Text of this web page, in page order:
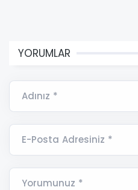
YORUMLAR
Adınız *
E-Posta Adresiniz *
Yorumunuz *